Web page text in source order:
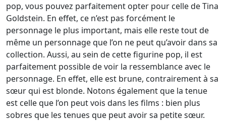
pop, vous pouvez parfaitement opter pour celle de Tina
Goldstein. En effet, ce n’est pas forcément le
personnage le plus important, mais elle reste tout de
même un personnage que l’on ne peut qu’avoir dans sa
collection. Aussi, au sein de cette figurine pop, il est
parfaitement possible de voir la ressemblance avec le
personnage. En effet, elle est brune, contrairement à sa
sœur qui est blonde. Notons également que la tenue
est celle que l’on peut vois dans les films : bien plus
sobres que les tenues que peut avoir sa petite sœur.